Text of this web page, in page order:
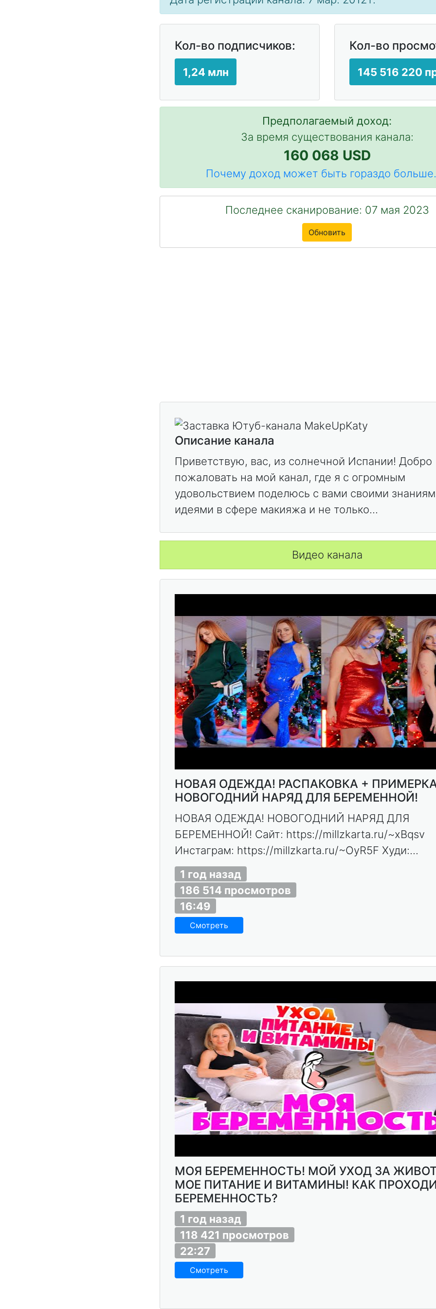
Кол-во подписчиков:
1,24 млн
Кол-во
145 516 220
Предполагаемый доход:
За время существования канала:
160 068 USD
Почему доход может быть гораздо
Последнее сканирование: 07 мая 2023
Обновить
Описание канала
Приветствую, вас, из солнечной Испании! Добро
пожаловать на мой канал, где я с огромным
удовольствием поделюсь с вами своими
идеями в сфере макияжа и не только...
Видео канала
НОВАЯ ОДЕЖДА! РАСПАКОВКА +
НОВОГОДНИЙ НАРЯД ДЛЯ БЕРЕМЕННОЙ!
НОВАЯ ОДЕЖДА! НОВОГОДНИЙ НАРЯД ДЛЯ
БЕРЕМЕННОЙ! Сайт: https://millzkarta.ru/~xBqsv
Инстаграм: https://millzkarta.ru/~OyR5F Худи:...
1 год назад
186 514 просмотров
16:49
Смотреть
МОЯ БЕРЕМЕННОСТЬ! МОЙ УХОД ЗА
МОЕ ПИТАНИЕ И ВИТАМИНЫ! КАК
БЕРЕМЕННОСТЬ?
1 год назад
118 421 просмотров
22:27
Смотреть